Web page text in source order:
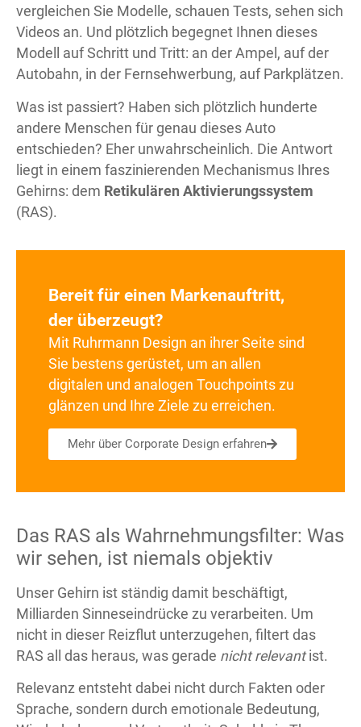
vergleichen Sie Modelle, schauen Tests, sehen sich
Videos an. Und plötzlich begegnet Ihnen dieses
Modell auf Schritt und Tritt: an der Ampel, auf der
Autobahn, in der Fernsehwerbung, auf Parkplätzen.
Was ist passiert? Haben sich plötzlich hunderte
andere Menschen für genau dieses Auto
entschieden? Eher unwahrscheinlich. Die Antwort
liegt in einem faszinierenden Mechanismus Ihres
Gehirns: dem Retikulären Aktivierungssystem
(RAS).
Bereit für einen Markenauftritt,
der überzeugt?
Mit Ruhrmann Design an ihrer Seite sind
Sie bestens gerüstet, um an allen
digitalen und analogen Touchpoints zu
glänzen und Ihre Ziele zu erreichen.
Mehr über Corporate Design erfahren
Das RAS als Wahrnehmungsfilter: Was
wir sehen, ist niemals objektiv
Unser Gehirn ist ständig damit beschäftigt,
Milliarden Sinneseindrücke zu verarbeiten. Um
nicht in dieser Reizflut unterzugehen, filtert das
RAS all das heraus, was gerade nicht relevantist.
Relevanz entsteht dabei nicht durch Fakten oder
Sprache, sondern durch emotionale Bedeutung,